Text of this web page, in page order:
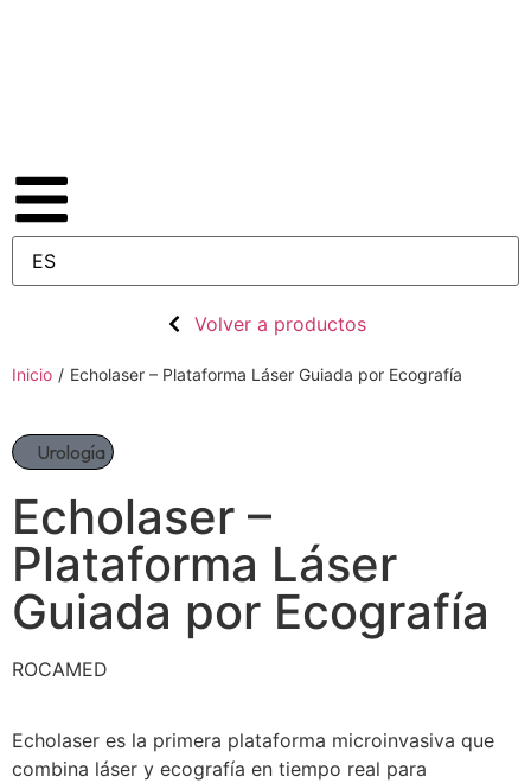
Volver a productos
Inicio / Echolaser – Plataforma Láser Guiada por Ecografía
Urología
Echolaser –
Plataforma Láser
Guiada por Ecografía
ROCAMED
Echolaser es la primera plataforma microinvasiva que
combina láser y ecografía en tiempo real para